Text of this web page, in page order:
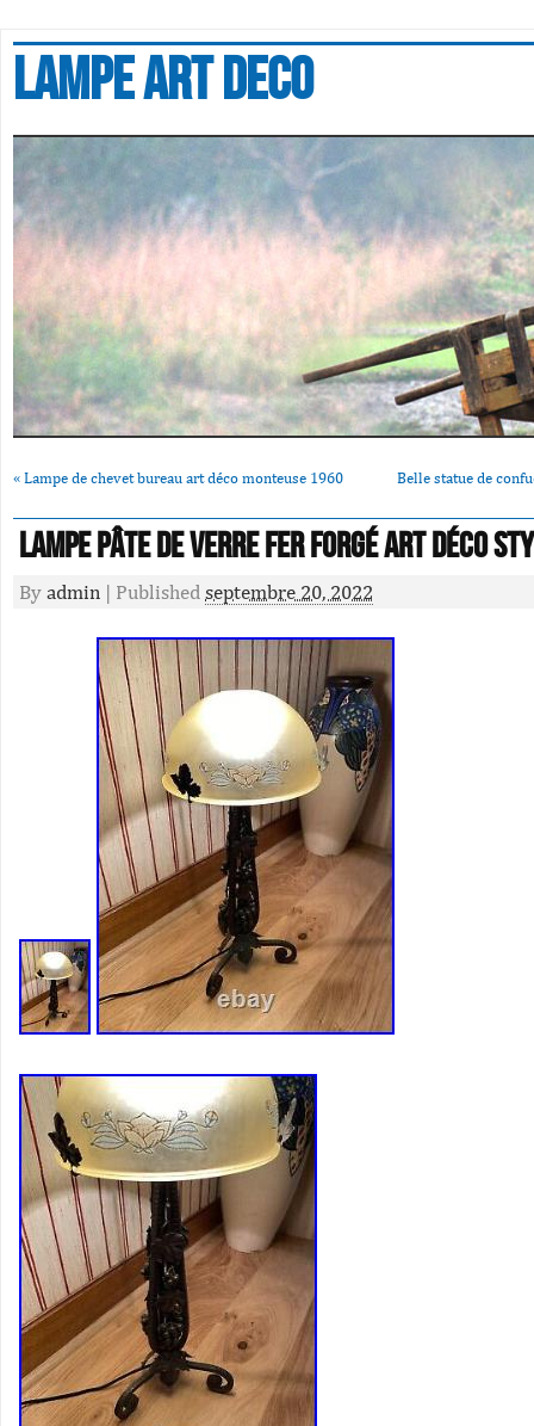
Lampe art deco
« Lampe de chevet bureau art déco monteuse 1960 Belle statue de
Lampe pâte de verre Fer forgé Art Déco
By admin | Published septembre 20, 2022